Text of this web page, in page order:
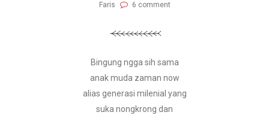
Faris
6 comment
Bingung ngga sih sama
anak muda zaman now
alias generasi milenial yang
suka nongkrong dan